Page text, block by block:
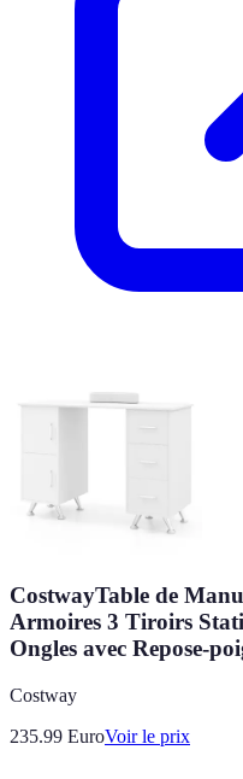
CostwayTable de
Armoires 3 Tiroirs
Ongles avec Repose-
Costway
235.99 EuroVoir le prix